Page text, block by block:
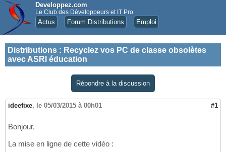
Developpez.com
Le Club des Développeurs et IT Pro
Actus Forum Distributions Emploi
Distributions : Recyclez vos PC de classe obsolètes
avec ASRI éducation
Répondre à la discussion
ideefixe, le 05/03/2015 à 00h01 #1
Bonjour,
La mise en ligne de cette vidéo :